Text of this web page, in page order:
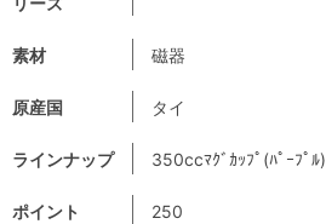
素材 磁器
原産国 タイ
ラインナップ 350ccﾏｸﾞｶｯﾌﾟ(ﾊﾟｰﾌﾟﾙ)
ポイント 250